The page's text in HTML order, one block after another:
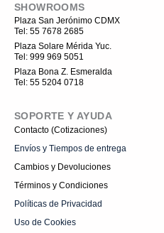
b
o
o
k
-
i
n
s
t
a
g
r
a
m
o
k
b
e
SHOWROOMS
Plaza San Jerónimo CDMX
Tel: 55 7678 2685
Plaza Solare Mérida Yuc.
Tel: 999 969 5051
Plaza Bona Z. Esmeralda
Tel: 55 5204 0718
SOPORTE Y AYUDA
Contacto (Cotizaciones)
Envíos y Tiempos de entrega
Cambios y Devoluciones
Términos y Condiciones
Políticas de Privacidad
Uso de Cookies